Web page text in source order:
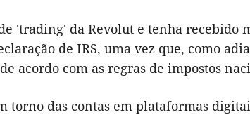
'trading' da Revolut e tenha recebido
de IRS, uma vez que, como
acordo com as regras de impostos
torno das contas em plataformas